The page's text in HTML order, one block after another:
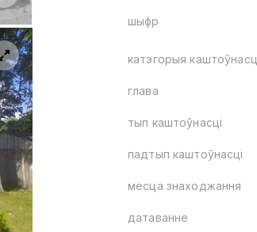
шыфр
катэгорыя
глава
тып каштоўнасці
падтып каштоўнасці
месца знаходжання
датаванне